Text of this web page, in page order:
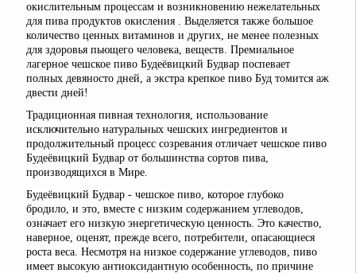
окислительным процессам и возникновению нежелательных
для пива продуктов окисления . Выделяется также большое
количество ценных витаминов и других, не менее полезных
для здоровья пьющего человека, веществ. Премиальное
лагерное чешское пиво Будеёвицкий Будвар поспевает
полных девяносто дней, а экстра крепкое пиво Буд томится аж
двести дней!
Традиционная пивная технология, использование
исключительно натуральных чешских ингредиентов и
продолжительный процесс созревания отличает чешское пиво
Будеёвицкий Будвар от большинства сортов пива,
производящихся в Мире.
Будеёвицкий Будвар - чешское пиво, которое глубоко
бродило, и это, вместе с низким содержанием углеводов,
означает его низкую энергетическую ценность. Это качество,
наверное, оценят, прежде всего, потребители, опасающиеся
роста веса. Несмотря на низкое содержание углеводов, пиво
имеет высокую антиоксидантную особенность, по причине